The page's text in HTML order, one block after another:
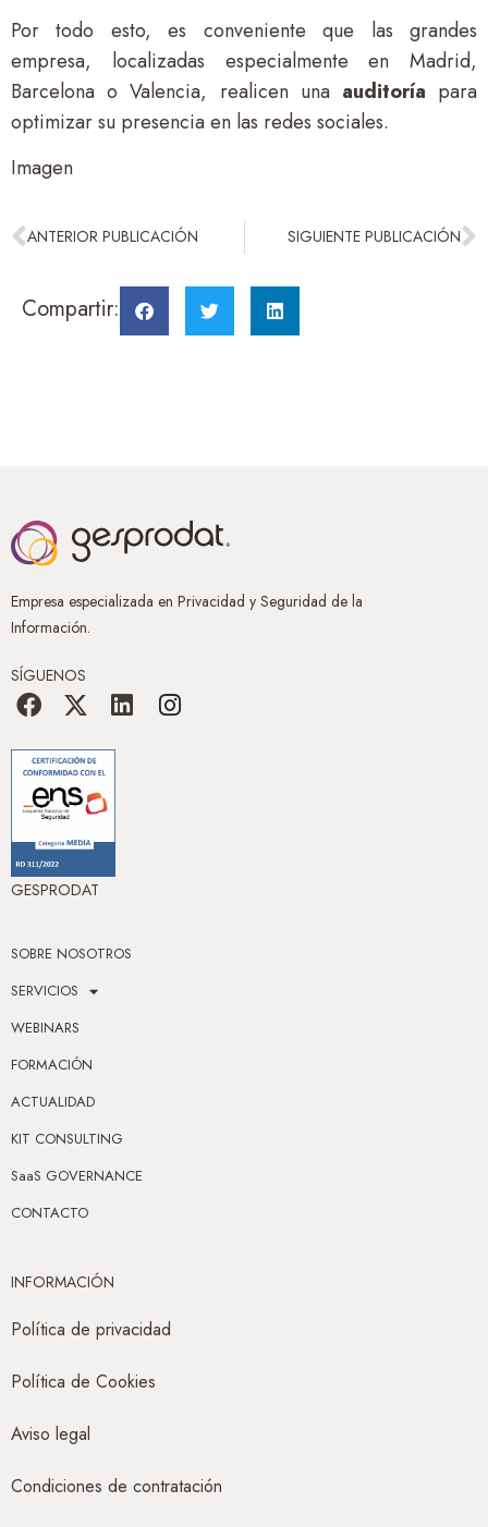
Por todo esto, es conveniente que las grandes
empresa, localizadas especialmente en Madrid,
Barcelona o Valencia, realicen una auditoría para
optimizar su presencia en las redes sociales.
Imagen
ANTERIOR PUBLICACIÓN SIGUIENTE PUBLICACIÓN
Compartir:
Empresa especializada en Privacidad y Seguridad de la
Información.
SÍGUENOS
GESPRODAT
SOBRE NOSOTROS
SERVICIOS
WEBINARS
FORMACIÓN
ACTUALIDAD
KIT CONSULTING
SaaS GOVERNANCE
CONTACTO
INFORMACIÓN
Política de privacidad
Política de Cookies
Aviso legal
Condiciones de contratación